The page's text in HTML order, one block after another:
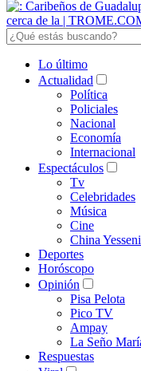
Lo último
Actualidad
Política
Policiales
Nacional
Economía
Internacional
Espectáculos
Tv
Celebridades
Música
Cine
China
Deportes
Horóscopo
Opinión
Pisa Pelota
Pico TV
Ampay
La Seño
Respuestas